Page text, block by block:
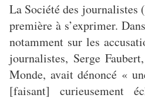
La Société des journalistes
première à s’exprimer.
notamment sur les
journalistes, Serge
Monde, avait dénoncé «
[faisant] curieusement